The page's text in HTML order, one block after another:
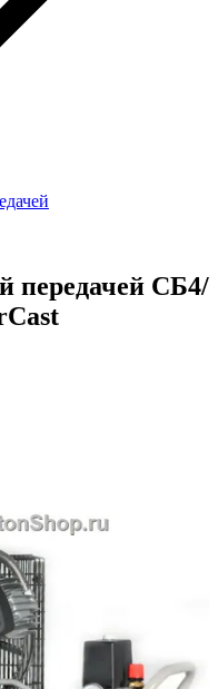
передачей СБ4/